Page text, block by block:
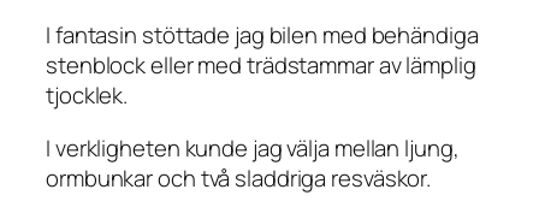
I fantasin stöttade jag bilen med behändiga
stenblock eller med trädstammar av lämplig
tjocklek.
I verkligheten kunde jag välja mellan ljung,
ormbunkar och två sladdriga resväskor.